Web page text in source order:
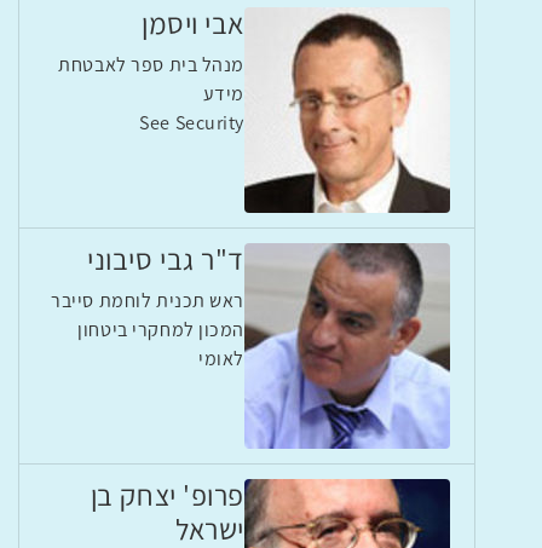
אבי ויסמן
מנהל בית ספר לאבטחת
מידע
See Security
ד"ר גבי סיבוני
ראש תכנית לוחמת סייבר
המכון למחקרי ביטחון
לאומי
פרופ' יצחק בן
ישראל